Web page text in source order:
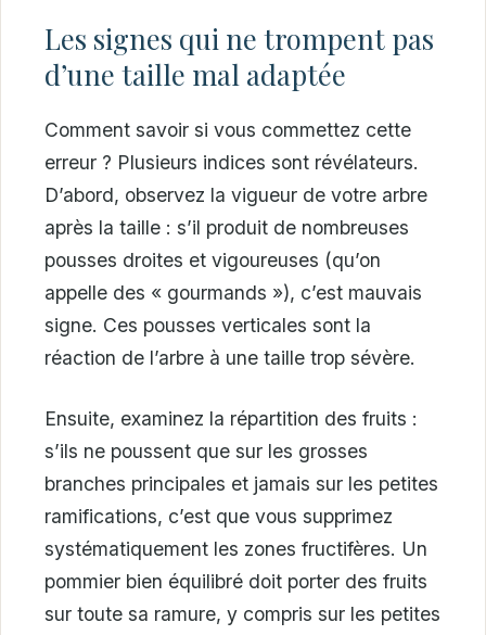
Les signes qui ne trompent pas
d’une taille mal adaptée
Comment savoir si vous commettez cette
erreur ? Plusieurs indices sont révélateurs.
D’abord, observez la vigueur de votre arbre
après la taille : s’il produit de nombreuses
pousses droites et vigoureuses (qu’on
appelle des « gourmands »), c’est mauvais
signe. Ces pousses verticales sont la
réaction de l’arbre à une taille trop sévère.
Ensuite, examinez la répartition des fruits :
s’ils ne poussent que sur les grosses
branches principales et jamais sur les petites
ramifications, c’est que vous supprimez
systématiquement les zones fructifères. Un
pommier bien équilibré doit porter des fruits
sur toute sa ramure, y compris sur les petites